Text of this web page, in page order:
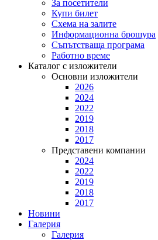
За посетители
Купи билет
Схема на залите
Информационна брошура
Съпътстваща програма
Работно време
Каталог с изложители
Основни изложители
2026
2024
2022
2019
2018
2017
Представени компании
2024
2022
2019
2018
2017
Новини
Галерия
Галерия